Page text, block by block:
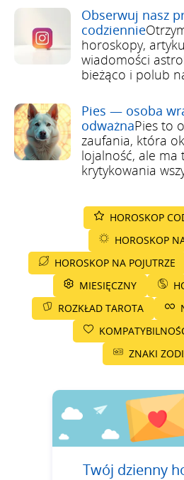
Obserwuj nasz
codziennie
horoskopy,
wiadomości
bieżąco i polub
Pies — osoba
odważnaPies to
zaufania, która
lojalność, ale
krytykowania
HOROSKOP
HOROSKOP
HOROSKOP NA POJUTRZE
MIESIĘCZNY
ROZKŁAD TAROTA
ZNAKI
Twój dzienny